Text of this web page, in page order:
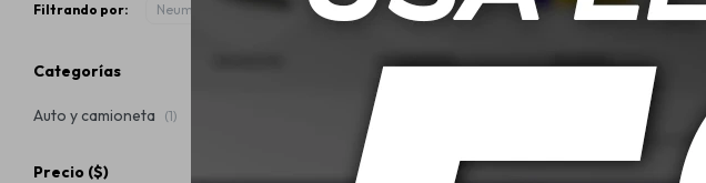
Filtrando por: Neumáticos Díametro de la llanta:16 Quitar filtros
Categorías
Auto y camioneta (1)
Precio ($)